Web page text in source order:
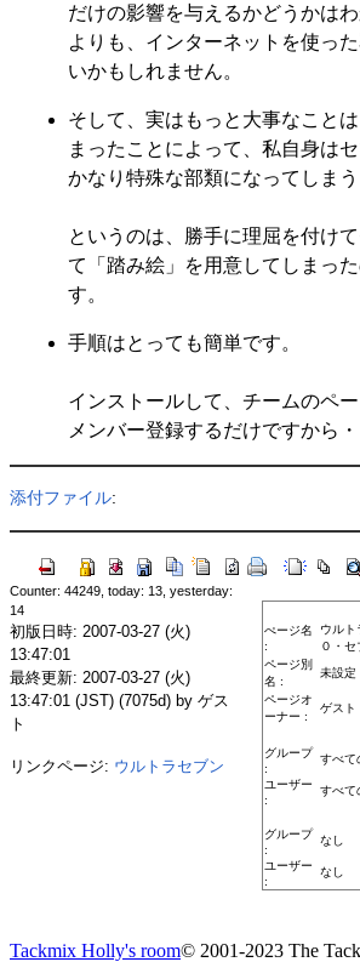
だけの影響を与えるかどうかは
よりも、インターネットを使っ
いかもしれません。
そして、実はもっと大事なこと
まったことによって、私自身は
かなり特殊な部類になってしまう
というのは、勝手に理屈を付け
て「踏み絵」を用意してしまっ
す。
手順はとっても簡単です。
インストールして、チームのペー
メンバー登録するだけですから・
添付ファイル:
ぺージ名
:
ウルト
０・
ページ別
名 :
未設定
ページオ
ーナー :
ゲスト
グループ
:
すべて
ユーザー
:
すべて
グループ
:
なし
ユーザー
:
なし
Counter: 44249, today: 13, yesterday:
14
初版日時: 2007-03-27 (火)
13:47:01
最終更新: 2007-03-27 (火)
13:47:01 (JST) (7075d) by ゲス
ト
リンクページ: ウルトラセブン
Tackmix Holly's room© 2001-2023 The